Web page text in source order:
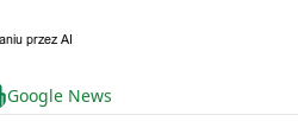
Google News